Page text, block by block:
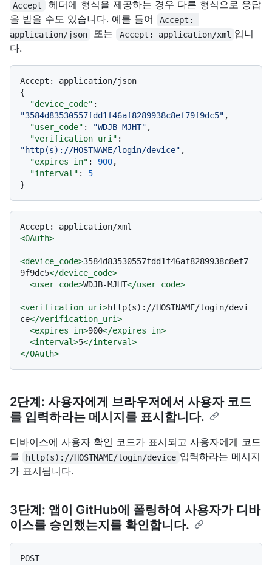
Accept
헤더에 형식을 제공하는 경우 다른 형식으로 응답
을 받을 수도 있습니다. 예를 들어
Accept:
application/json
또는 Accept: application/xml 입니
다.
Accept :
{
"device_code" :
"3584d83530557fdd1f46af8289938c8ef79f9dc5" ,
"user_code" : "WDJB-MJHT" ,
"verification_uri" :
"http(s)://HOSTNAME/login/device" ,
"expires_in" : 900,
"interval" :
5
}
<OAuth>
<device_code>3584d83530557fdd1f46af8289938c8ef7
9f9dc5</device_code>
<user_code>WDJB-MJHT</user_code>
<verification_uri>http(s)://HOSTNAME/login/devi
ce</verification_uri>
<expires_in>900</expires_in>
<interval>5</interval>
</OAuth>
2단계: 사용자에게 브라우저에서 사용자 코드
를 입력하라는 메시지를 표시합니다.
디바이스에 사용자 확인 코드가 표시되고 사용자에게 코드
를
http(s)://HOSTNAME/login/device 입력하라는 메시지
가 표시됩니다.
3단계: 앱이 GitHub에 폴링하여 사용자가 디바
이스를 승인했는지를 확인합니다.
POST